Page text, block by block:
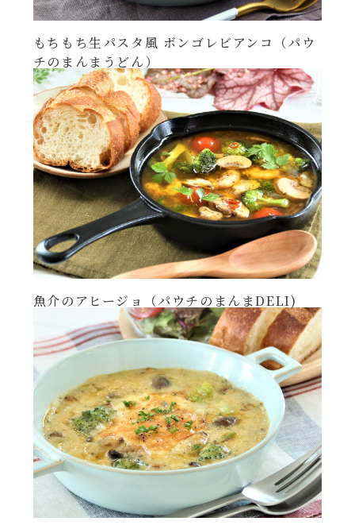
もちもち生パスタ風 ボンゴレビアンコ（パウ
チのまんまうどん）
魚介のアヒージョ（パウチのまんまDELI)